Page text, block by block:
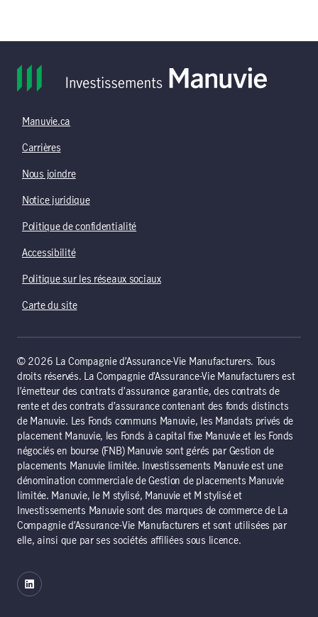
Manuvie.ca
Carrières
Nous joindre
Notice juridique
Politique de confidentialité
Accessibilité
Politique sur les réseaux sociaux
Carte du site
© 2026 La Compagnie d’Assurance-Vie Manufacturers. Tous
droits réservés. La Compagnie d’Assurance-Vie Manufacturers est
l’émetteur des contrats d’assurance garantie, des contrats de
rente et des contrats d’assurance contenant des fonds distincts
de Manuvie. Les Fonds communs Manuvie, les Mandats privés de
placement Manuvie, les Fonds à capital fixe Manuvie et les Fonds
négociés en bourse (FNB) Manuvie sont gérés par Gestion de
placements Manuvie limitée. Investissements Manuvie est une
dénomination commerciale de Gestion de placements Manuvie
limitée. Manuvie, le M stylisé, Manuvie et M stylisé et
Investissements Manuvie sont des marques de commerce de La
Compagnie d’Assurance-Vie Manufacturers et sont utilisées par
elle, ainsi que par ses sociétés affiliées sous licence.